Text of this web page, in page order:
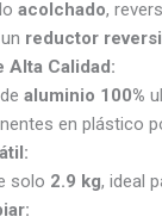
acolchado,
reductor
Alta Calidad:
aluminio 100%
en plástico
solo 2.9 kg, ideal